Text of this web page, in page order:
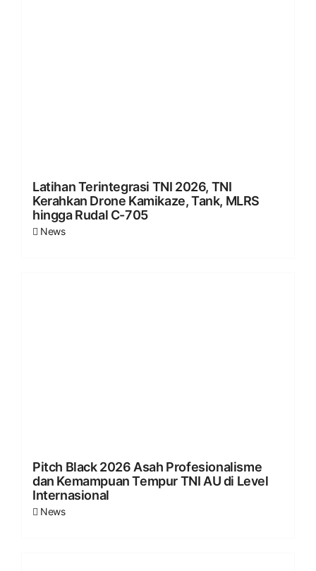
Latihan Terintegrasi TNI 2026, TNI
Kerahkan Drone Kamikaze, Tank, MLRS
hingga Rudal C-705
News
Pitch Black 2026 Asah Profesionalisme
dan Kemampuan Tempur TNI AU di Level
Internasional
News